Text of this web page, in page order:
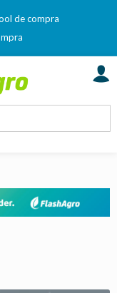
de compra